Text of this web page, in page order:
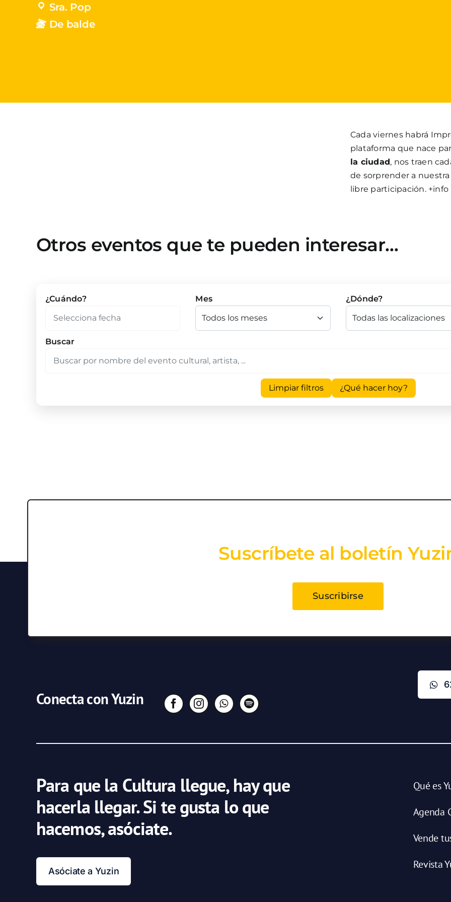
Sra. Pop
De balde
Cada viernes habrá
plataforma que nace
la ciudad, nos traen
de sorprender a
libre participación.
Otros eventos que te pueden interesar…
¿Cuándo? Mes ¿Dónde?
Buscar
Limpiar filtros ¿Qué hacer hoy?
Suscríbete al boletín
Suscribirse
Conecta con Yuzin
Para que la Cultura llegue, hay que
hacerla llegar. Si te gusta lo que
hacemos, asóciate.
Asóciate a Yuzin
Qué es
Agenda
Vende
Revista